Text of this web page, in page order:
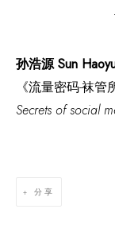
孙浩源 Sun
《流量密码-袜管
Secrets of social
分享